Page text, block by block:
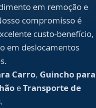
em remoção e
compromisso é
custo-benefício,
em deslocamentos
Carro, Guincho para
eTransporte de
.